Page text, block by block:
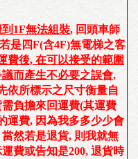
1F無法組裝, 回頭車師
若是四F(含4F)無電梯之客
費後, 在可以接受的範圍
而產生不必要之誤會,
依所標示之尺寸衡量自
負擔來回運費(其運費
運費, 因為我多多少少會
然若是退貨, 則我就無
費或告知是200, 退貨時